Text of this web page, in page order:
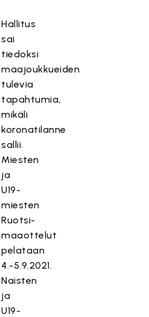
Hallitus
sai
tiedoksi
maajoukkueiden
tulevia
tapahtumia,
mikäli
koronatilanne
sallii.
Miesten
ja
U19-
miesten
Ruotsi-
maaottelut
pelataan
4.-5.9.2021.
Naisten
ja
U19-